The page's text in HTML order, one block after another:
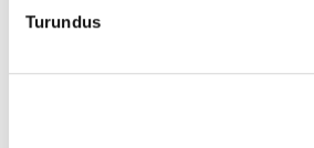
Turundus
4-7 tööpäeva (toome kauba valitud poodi)